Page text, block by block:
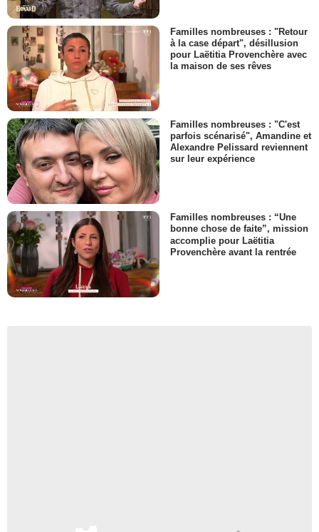
Familles nombreuses : "Retour
à la case départ", désillusion
pour Laëtitia Provenchère avec
la maison de ses rêves
Familles nombreuses : "C'est
parfois scénarisé", Amandine et
Alexandre Pelissard reviennent
sur leur expérience
Familles nombreuses : “Une
bonne chose de faite”, mission
accomplie pour Laëtitia
Provenchère avant la rentrée